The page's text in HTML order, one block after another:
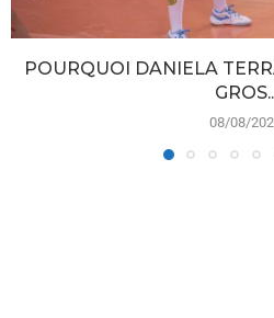
POURQUOI DANIELA
08/08/